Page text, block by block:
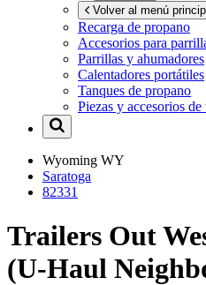
Volver al menú
Recarga de propano
Accesorios para
Parrillas y ahumadores
Calentadores portátiles
Tanques de propano
Piezas y accesorios de
Wyoming WY
Saratoga
82331
Trailers Out
(U-Haul